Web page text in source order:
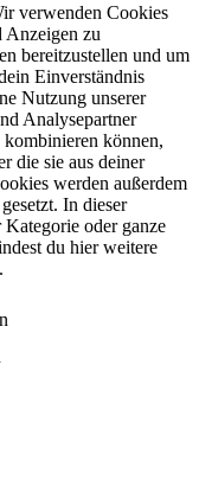
verwenden Cookies
Anzeigen zu
bereitzustellen und um
Einverständnis
Nutzung unserer
Analysepartner
können,
die sie aus deiner
werden außerdem
In dieser
oder ganze
du hier weitere